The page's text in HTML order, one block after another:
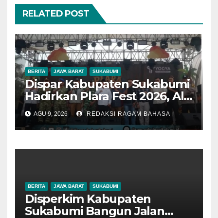
RELATED POST
BERITA JAWA BARAT SUKABUMI
Dispar Kabupaten Sukabumi
Hadirkan Plara Fest 2026, Ali
Iskandar: Budaya Jadi
Kekuatan Promosi Wisata
Daerah
AGU 9, 2026 REDAKSI RAGAM BAHASA
BERITA JAWA BARAT SUKABUMI
Disperkim Kabupaten
Sukabumi Bangun Jalan